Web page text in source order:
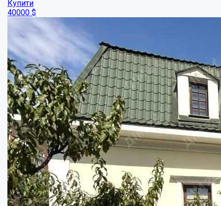
Житловий будинок у центральній частиніі ...
Кімнат:
4
Площа:
167кв.м.
Купити
150000 $